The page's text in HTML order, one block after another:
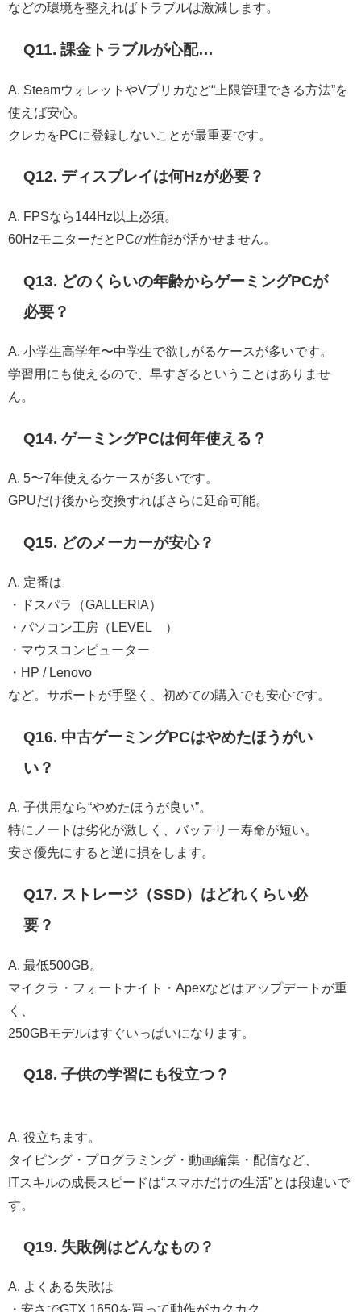
などの環境を整えればトラブルは激減します。
Q11. 課金トラブルが心配…
A. SteamウォレットやVプリカなど“上限管理できる方法”を
使えば安心。
クレカをPCに登録しないことが最重要です。
Q12. ディスプレイは何Hzが必要？
A. FPSなら144Hz以上必須。
60HzモニターだとPCの性能が活かせません。
Q13. どのくらいの年齢からゲーミングPCが
必要？
A. 小学生高学年〜中学生で欲しがるケースが多いです。
学習用にも使えるので、早すぎるということはありませ
ん。
Q14. ゲーミングPCは何年使える？
A. 5〜7年使えるケースが多いです。
GPUだけ後から交換すればさらに延命可能。
Q15. どのメーカーが安心？
A. 定番は
・ドスパラ（GALLERIA）
・パソコン工房（LEVEL∞）
・マウスコンピューター
・HP / Lenovo
など。サポートが手堅く、初めての購入でも安心です。
Q16. 中古ゲーミングPCはやめたほうがい
い？
A. 子供用なら“やめたほうが良い”。
特にノートは劣化が激しく、バッテリー寿命が短い。
安さ優先にすると逆に損をします。
Q17. ストレージ（SSD）はどれくらい必
要？
A. 最低500GB。
マイクラ・フォートナイト・Apexなどはアップデートが重
く、
250GBモデルはすぐいっぱいになります。
Q18. 子供の学習にも役立つ？
A. 役立ちます。
タイピング・プログラミング・動画編集・配信など、
ITスキルの成長スピードは“スマホだけの生活”とは段違いで
す。
Q19. 失敗例はどんなもの？
A. よくある失敗は
・安さでGTX 1650を買って動作がカクカク